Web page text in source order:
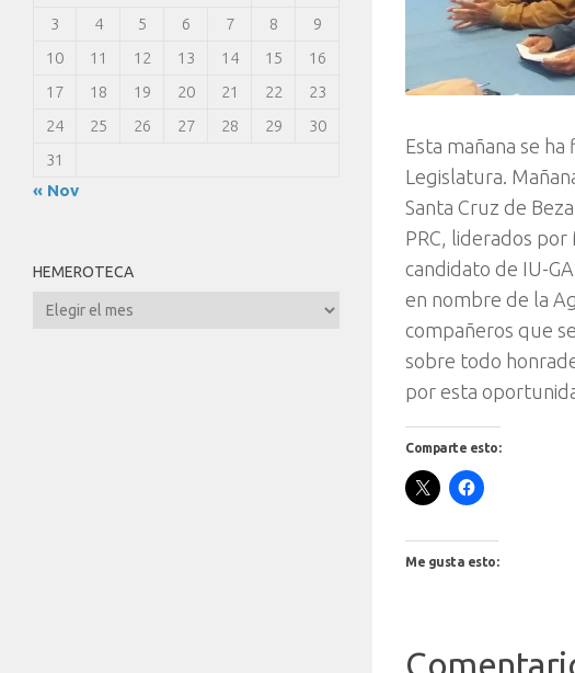
Esta mañana se
Legislatura.
Santa Cruz de
PRC, liderados
candidato de IU-
en nombre de la
compañeros que
sobre todo
por esta
Comparte esto:
Me gusta esto:
3
4 5 6 7 8
9
10
11 12 13 14 15
16
17
18 19 20 21 22
23
24
25 26 27 28 29
30
31
« Nov
HEMEROTECA
Hemeroteca